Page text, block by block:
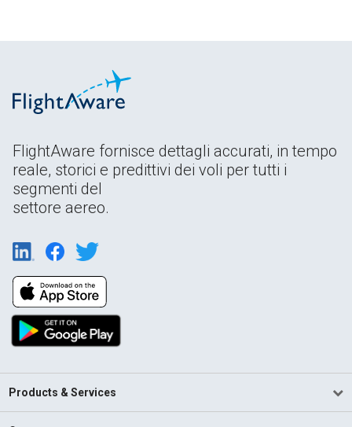
FlightAware fornisce dettagli accurati, in tempo
reale, storici e predittivi dei voli per tutti i
segmenti del
settore aereo.
Products & Services